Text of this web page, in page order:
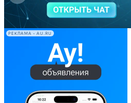
РЕКЛАМА • AU.RU